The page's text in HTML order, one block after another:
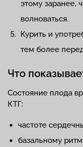
этому заранее,
волноваться.
Курить и
тем более
Что
Состояние плода
КТГ:
частоте
базальному